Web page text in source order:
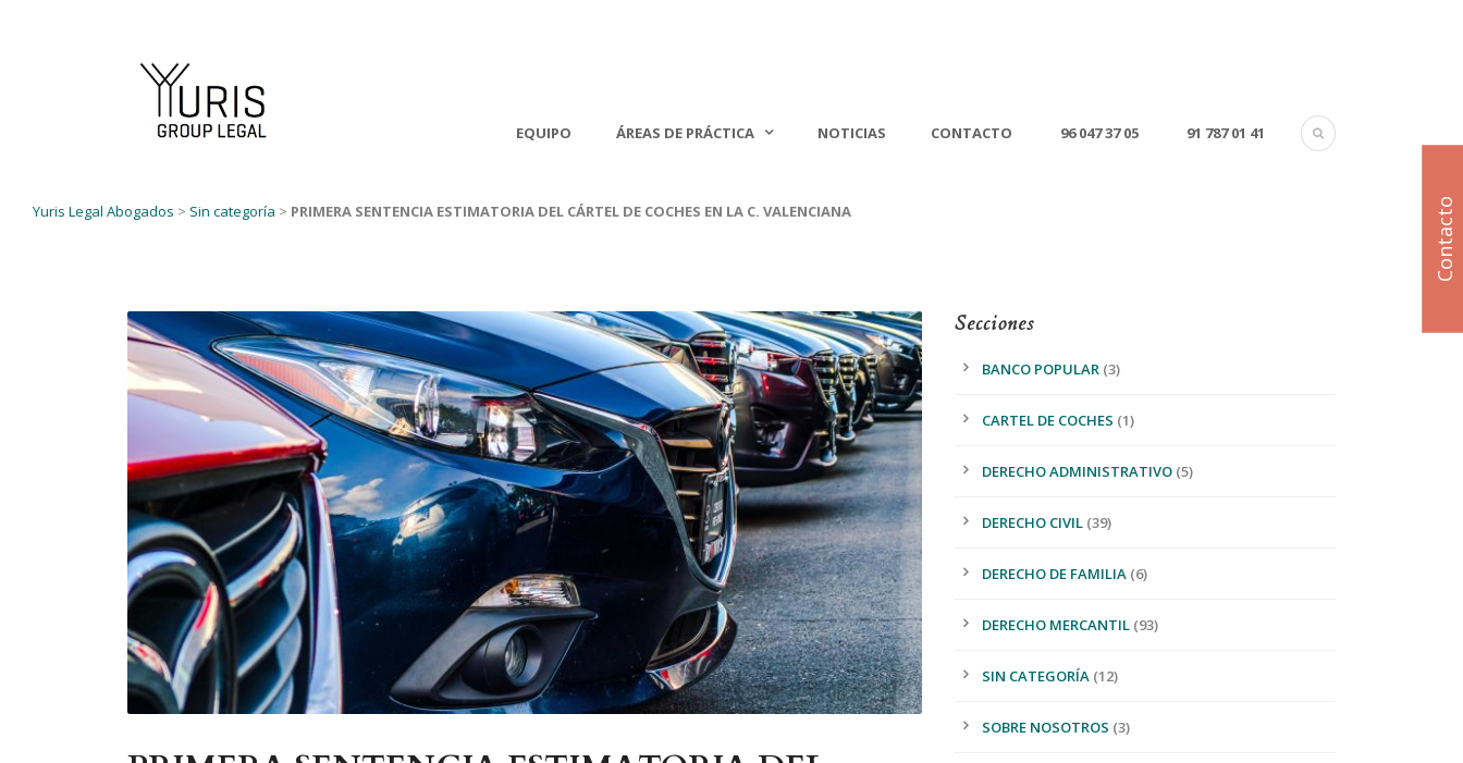
EQUIPO ÁREAS DE PRÁCTICA NOTICIAS CONTACTO 96 047 37 05 91 787 01 41
Yuris Legal Abogados > Sin categoría > PRIMERA SENTENCIA ESTIMATORIA DEL CÁRTEL DE COCHES EN LA C. VALENCIANA
Secciones
BANCO POPULAR (3)
CARTEL DE COCHES (1)
DERECHO ADMINISTRATIVO (5)
DERECHO CIVIL (39)
DERECHO DE FAMILIA (6)
DERECHO MERCANTIL (93)
SIN CATEGORÍA (12)
SOBRE NOSOTROS (3)
Contacto